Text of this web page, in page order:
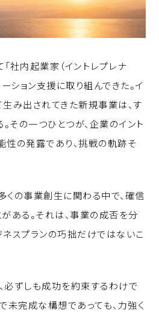
社内起業家（イントレプレナ
ーション支援に取り組んできた。イ
み出されてきた新規事業は、す
その一つひとつが、企業のイント
性の発露であり、挑戦の軌跡そ
くの事業創生に関わる中で、確信
ある。それは、事業の成否を分
ネスプランの巧拙だけではないこ
必ずしも成功を約束するわけで
未完成な構想であっても、力強く